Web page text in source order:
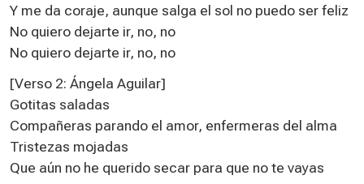
Y me da coraje, aunque salga el sol no puedo ser feliz
No quiero dejarte ir, no, no
No quiero dejarte ir, no, no
[Verso 2: Ángela Aguilar]
Gotitas saladas
Compañeras parando el amor, enfermeras del alma
Tristezas mojadas
Que aún no he querido secar para que no te vayas